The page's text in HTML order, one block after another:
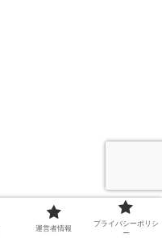
運営者情報
プライバシーポリシ
ー